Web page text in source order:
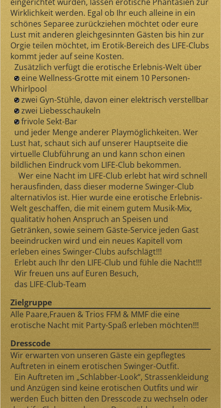
Wirklichkeit werden. Egal ob Ihr euch alleine in ein
schönes Separee zurückziehen möchtet oder eure
Lust mit anderen gleichgesinnten Gästen bis hin zur
Orgie teilen möchtet, im Erotik-Bereich des LIFE-Clubs
kommt jeder auf seine Kosten.
Zusätzlich verfügt die erotische Erlebnis-Welt über
eine Wellness-Grotte mit einem 10 Personen-
Whirlpool
zwei Gyn-Stühle, davon einer elektrisch verstellbar
zwei Liebesschaukeln
frivole Sekt-Bar
und jeder Menge anderer Playmöglichkeiten. Wer
Lust hat, schaut sich auf unserer Hauptseite die
virtuelle Clubführung an und kann schon einen
bildlichen Eindruck vom LIFE-Club bekommen.
Wer eine Nacht im LIFE-Club erlebt hat wird schnell
herausfinden, dass dieser moderne Swinger-Club
alternativlos ist. Hier wurde eine erotische Erlebnis-
Welt geschaffen, die mit einem gutem Musik-Mix,
qualitativ hohen Anspruch an Speisen und
Getränken, sowie seinem Gäste-Service jeden Gast
beeindrucken wird und ein neues Kapitell vom
erleben eines Swinger-Clubs aufschlägt!!!
Erlebt auch Ihr den LIFE-Club und fühle die Nacht!!!
Wir freuen uns auf Euren Besuch,
das LIFE-Club-Team
Zielgruppe
Alle Paare,Frauen & Trios FFM & MMF die eine
erotische Nacht mit Party-Spaß erleben möchten!!!
Dresscode
Wir erwarten von unseren Gäste ein gepflegtes
Auftreten in einem erotischen Swinger-Outfit.
Ein Auftreten im „Schlabber-Look“, Strassenkleidung
und Anzügen sind keine erotischen Outfits und wir
werden Euch bitten den Dresscode zu wechseln oder